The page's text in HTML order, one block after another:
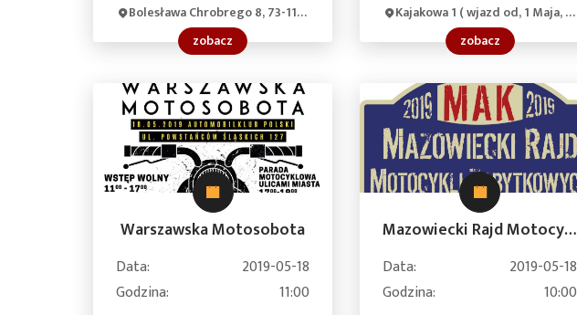
Bolesława Chrobrego 8, 73-110 Stargard, Poland
zobacz
Kajakowa 1 ( wjazd od, 1 Maja, 47-110 Kolonowskie, Poland
zobacz
Warszawska Motosobota
Data:
2019-05-18
Godzina:
11:00
Mazowiecki Rajd Motocykli Zabytkowych
Data:
2019-05-18
Godzina:
10:00